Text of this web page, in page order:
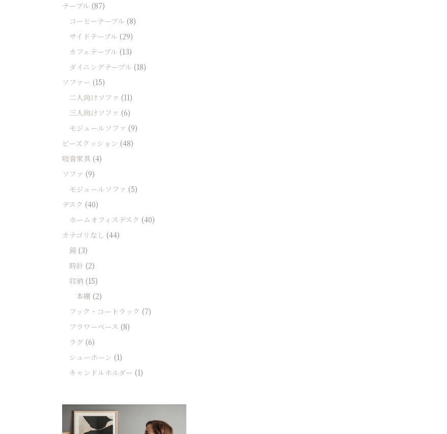
テーブル (87)
コーヒーテーブル (8)
サイドテーブル (29)
カフェテーブル (13)
ダイニングテーブル (18)
ソファー (15)
二人向けソファ (11)
三人向けソファ (6)
モジュールソファ (9)
ビーズクッション (48)
吸音家具 (4)
ソファ (9)
モジュールソファ (5)
デスク (40)
ホームオフィスデスク (40)
カテゴリなし (44)
鏡 (3)
時計 (2)
収納 (15)
本棚 (2)
フック・コートラック (7)
フラワーベース (8)
ラグ (6)
シューホーン (1)
キャンドルホルダー (1)